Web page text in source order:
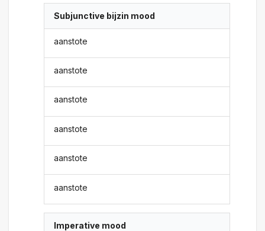
Subjunctive bijzin mood
aanstote
aanstote
aanstote
aanstote
aanstote
aanstote
Imperative mood